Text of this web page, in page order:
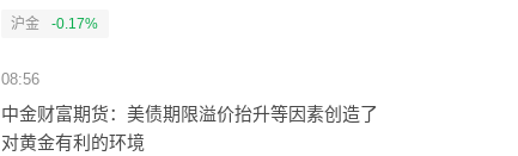
流通A股
沪金
-0.17%
08:56
中金财富期货：美债期限溢价抬升等因素创造了
对黄金有利的环境